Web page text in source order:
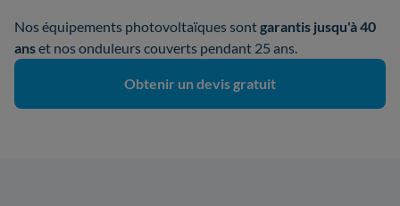
Nos équipements photovoltaïques sontgarantis jusqu'à 40
anset nos onduleurs couverts pendant 25 ans.
Obtenir un devis gratuit